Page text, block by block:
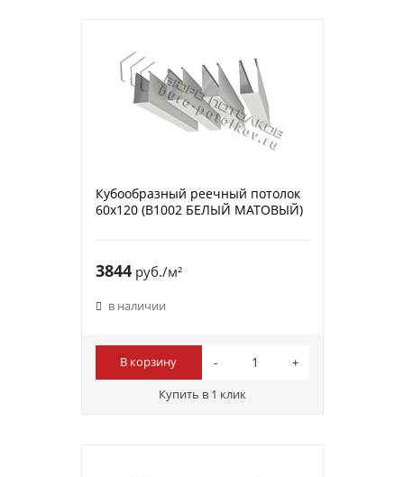
Кубообразный реечный потолок
60х120 (B1002 БЕЛЫЙ МАТОВЫЙ)
3844руб./м²
в наличии
В корзину
Купить в 1 клик